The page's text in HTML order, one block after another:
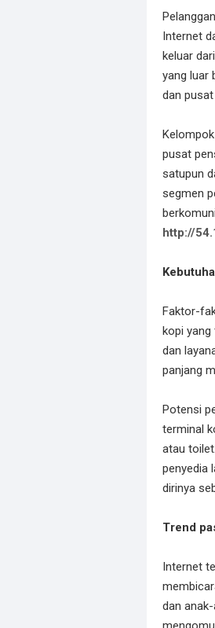
Internet
keluar
yang luar
dan
pusat
satupun
segmen
http://
Faktor-
kopi
dan
panjang
Potensi
terminal
atau
penyedia
dirinya
Trend
Internet
dan